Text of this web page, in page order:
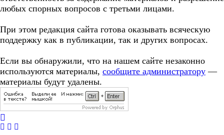
любых спорных вопросов с третьми лицами.
При этом редакция сайта готова оказывать всяческую
поддержку как в публикации, так и других вопросах.
Если вы обнаружили, что на нашем сайте незаконно
используются материалы, сообщите администратору —
материалы будут удалены.